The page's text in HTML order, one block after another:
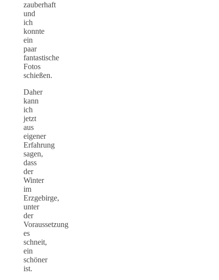
zauberhaft
und
ich
konnte
ein
paar
fantastische
Fotos
schießen.
Daher
kann
ich
jetzt
aus
eigener
Erfahrung
sagen,
dass
der
Winter
im
Erzgebirge,
unter
der
Voraussetzung
es
schneit,
ein
schöner
ist.